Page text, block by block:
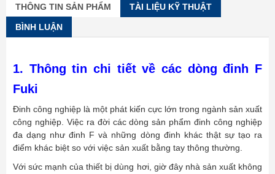
THÔNG TIN SẢN PHẨM TÀI LIỆU KỸ THUẬT
BÌNH LUẬN
1. Thông tin chi tiết về các dòng đinh F
Fuki
Đinh công nghiệp là một phát kiến cực lớn trong ngành sản xuất
công nghiệp. Việc ra đời các dòng sản phẩm đinh công nghiệp
đa dạng như đinh F và những dòng đinh khác thật sự tạo ra
điểm khác biệt so với việc sản xuất bằng tay thông thường.
Với sức mạnh của thiết bị dùng hơi, giờ đây nhà sản xuất không